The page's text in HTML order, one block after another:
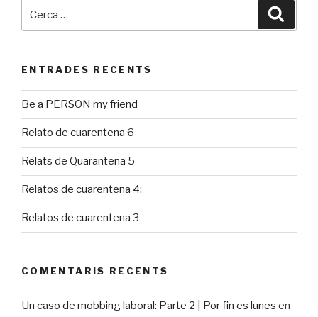
ENTRADES RECENTS
Be a PERSON my friend
Relato de cuarentena 6
Relats de Quarantena 5
Relatos de cuarentena 4:
Relatos de cuarentena 3
COMENTARIS RECENTS
Un caso de mobbing laboral: Parte 2 | Por fin es lunes en